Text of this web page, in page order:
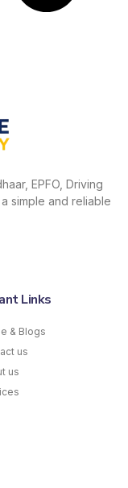
EPFO, Driving
simple and reliable
Links
& Blogs
us
us